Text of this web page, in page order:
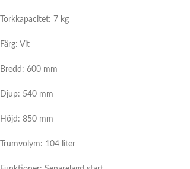
Torkkapacitet: 7 kg
Färg: Vit
Bredd: 600 mm
Djup: 540 mm
Höjd: 850 mm
Trumvolym: 104 liter